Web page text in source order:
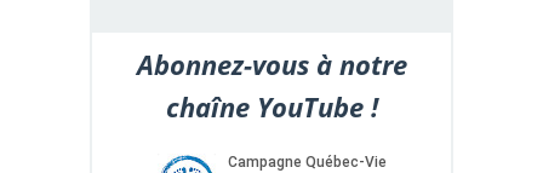
Abonnez-vous à notre
chaîne YouTube !